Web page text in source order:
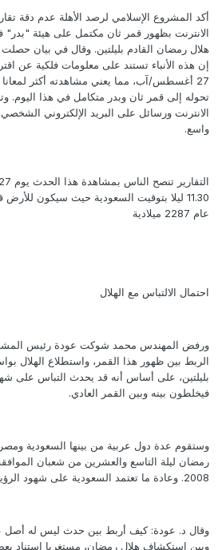
أكد المشروع الإسلامي لرصد الأهلة عدم دقة
الانترنت بظهور قمر ثان مكتمل على هيئة "بدر"
هلال رمضان القادم بليلتين. وقال في بيان
إن هذه الأنباء تستند على معلومات فلكية عن
27 أغسطس/آب، مما يعني مشاهدته أكثر
تحوله إلى قمر ثان وبدر متكامل في هذا اليوم.
الانترنت ورسائل على البريد الإلكتروني
واسع.
11.30 ليلا بتوقيت السعودية حيث سيكون
عام 2287 ميلادية
احتمال الالتباس مع الهلال
ورفض المهندس محمد شوكت عودة رئيس
الربط بين ظهور هذا القمر، واستطلاع الهلال
بليلتين، على أساس أنه قد يحدث التباس على
فيخلطون بينه وبين القمر العادي.
وستقوم عدة دول عربية من بينها السعودية
2008. وعادة ما تعتمد السعودية على شهود الرؤية بالعين المجردة.
وقال د. عودة: كيف أربط بين حدث ليس له أصل
وبين استكشاف هلال رمضان، مستغربا استناد